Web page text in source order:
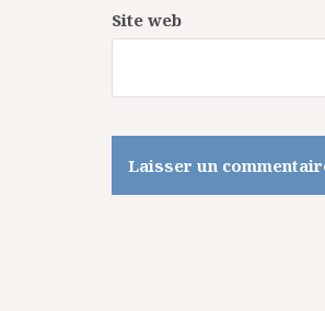
Site web